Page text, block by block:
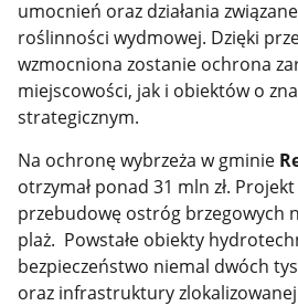
umocnień oraz działania
roślinności wydmowej. Dzięki
wzmocniona zostanie ochrona
miejscowości, jak i obiektów o
strategicznym.
Na ochronę wybrzeża w gminie
otrzymał ponad 31 mln zł.
przebudowę ostróg brzegowych
plaż. Powstałe obiekty
bezpieczeństwo niemal dwóch
oraz infrastruktury